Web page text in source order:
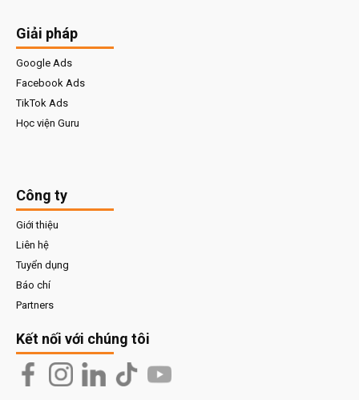
Giải pháp
Google Ads
Facebook Ads
TikTok Ads
Học viện Guru
Công ty
Giới thiệu
Liên hệ
Tuyển dụng
Báo chí
Partners
Kết nối với chúng tôi